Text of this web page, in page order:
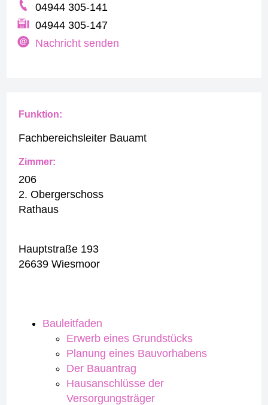
04944 305-141
04944 305-147
Nachricht senden
Bauleitfaden
Erwerb eines Grundstücks
Planung eines Bauvorhabens
Der Bauantrag
Hausanschlüsse der
Versorgungsträger
Funktion:
Fachbereichsleiter Bauamt
Zimmer:
206
2. Obergerschoss
Rathaus
Hauptstraße 193
26639 Wiesmoor